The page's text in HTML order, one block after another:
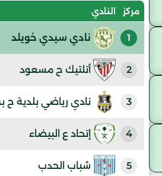
مركز النادي
1 نادي سيدي خويلد
2 أتلتيك ح مسعود
3 نادي رياضي بلدية ح
4 إتحاد ع البيضاء
5 شباب الحدب